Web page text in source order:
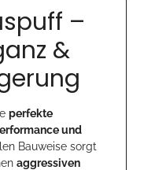
–
&
perfekte
und
Bauweise sorgt
aggressiven